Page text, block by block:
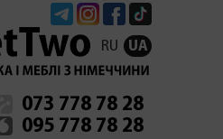
TelegramInstagramFacebook
RU UA
073 778 78 28
095 778 78 28